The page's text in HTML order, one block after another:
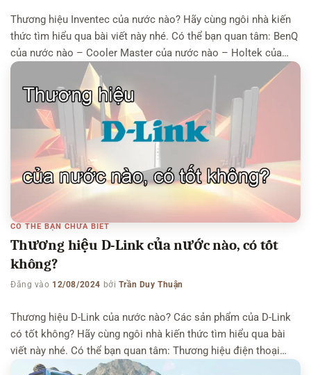
Thương hiệu Inventec của nước nào? Hãy cùng ngôi nhà kiến
thức tìm hiểu qua bài viết này nhé. Có thể bạn quan tâm: BenQ
của nước nào – Cooler Master của nước nào – Holtek của
nước nào Thương hiệu Inventec của nước nào? Inventec là
một thương hiệu công nghệ đến từ Đài Loan, nơi mà công ty
CÓ THỂ BẠN CHƯA BIẾT
Thương hiệu D-Link của nước nào, có tốt
không?
Đăng vào 12/08/2024 bởi Trần Duy Thuận
Thương hiệu D-Link của nước nào? Các sản phẩm của D-Link
có tốt không? Hãy cùng ngôi nhà kiến thức tìm hiểu qua bài
viết này nhé. Có thể bạn quan tâm: Thương hiệu điện thoại
HTC của nước nào – Thương hiệu Asus của nước nào –